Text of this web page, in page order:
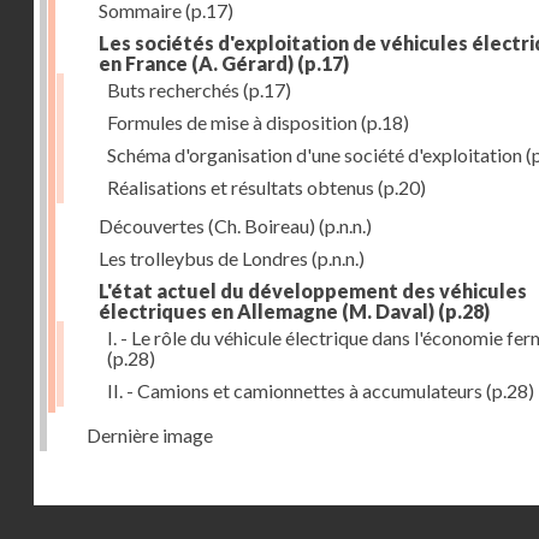
Sommaire(p.17)
Les sociétés d'exploitation de véhicules
en France (A. Gérard) (p.17)
Buts recherchés (p.17)
Formules de mise à disposition(p.18)
Schéma d'organisation d'une société d'exploitation
Réalisations et résultats obtenus (p.20)
Découvertes (Ch. Boireau) (p.n.n.)
Les trolleybus de Londres (p.n.n.)
L'état actuel du développement des véhicules
électriques en Allemagne (M. Daval) (p.28)
I. - Le rôle du véhicule électrique dans l'économie
(p.28)
II. - Camions et camionnettes à accumulateurs (p.28)
Dernière image